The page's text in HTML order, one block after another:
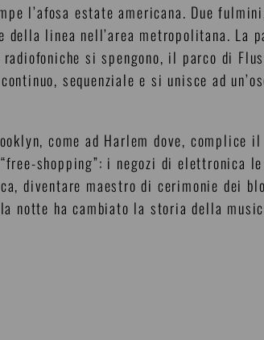
l’afosa estate americana. Due
della linea nell’area metropolitana. La
si spengono, il parco di
sequenziale e si unisce ad
come ad Harlem dove, complice
shopping”: i negozi di elettronica
diventare maestro di cerimonie dei
notte ha cambiato la storia della